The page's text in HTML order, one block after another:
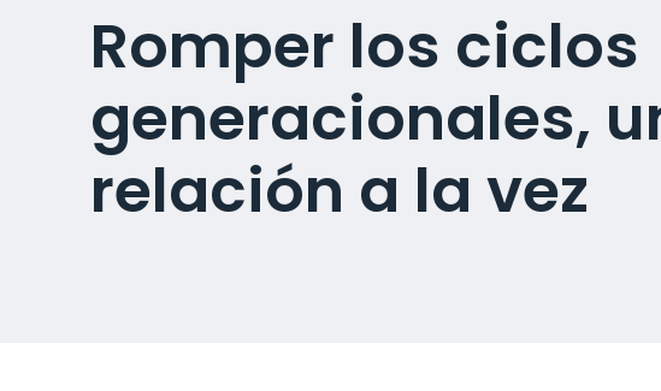
Romper los ciclos
generacionales,
relación a la vez